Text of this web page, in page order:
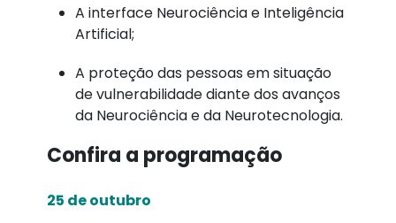
A interface Neurociência e Inteligência
Artificial;
A proteção das pessoas em situação
de vulnerabilidade diante dos avanços
da Neurociência e da Neurotecnologia.
Confira a programação
25 de outubro